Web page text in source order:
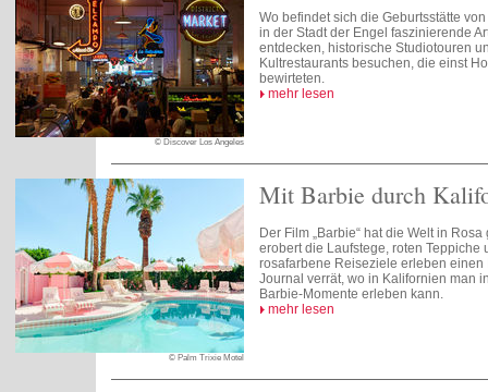
© Discover Los Angeles
Wo befindet sich die Geburtsstätte
in der Stadt der Engel faszinierende
entdecken, historische Studiotouren
Kultrestaurants besuchen, die einst
bewirteten.
mehr lesen
© Palm Trixie Motel
Mit Barbie durch
Der Film „Barbie“ hat die Welt in Rosa
erobert die Laufstege, roten Teppiche
rosafarbene Reiseziele erleben einen
Journal verrät, wo in Kalifornien man
Barbie-Momente erleben kann.
mehr lesen